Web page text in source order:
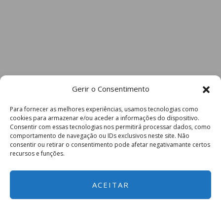
Gerir o Consentimento
Para fornecer as melhores experiências, usamos tecnologias como
cookies para armazenar e/ou aceder a informações do dispositivo.
Consentir com essas tecnologias nos permitirá processar dados, como
comportamento de navegação ou IDs exclusivos neste site. Não
consentir ou retirar o consentimento pode afetar negativamante certos
recursos e funções.
ACEITAR